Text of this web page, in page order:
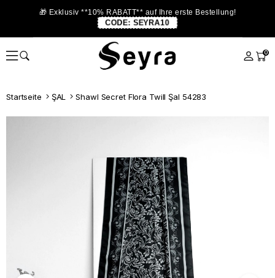
🎁 Exklusiv **10% RABATT** auf Ihre erste Bestellung!
CODE: SEYRA10
0
Startseite ŞAL Shawl Secret Flora Twill Şal 54283